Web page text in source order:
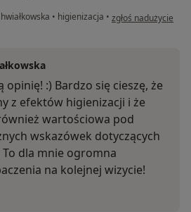
• higienizacja • w opinii
zgłoś nadużycie
opinię! :) Bardzo się cieszę, że
z efektów higienizacji i że
wartościowa pod
wskazówek dotyczących
dla mnie ogromna
na kolejnej wizycie!